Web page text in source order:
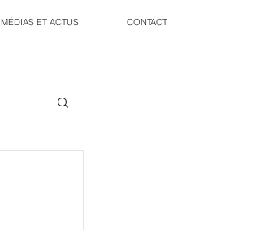
MÉDIAS ET ACTUS CONTACT